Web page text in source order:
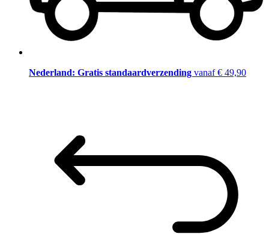
Nederland: Gratis standaardverzending vanaf € 49,90